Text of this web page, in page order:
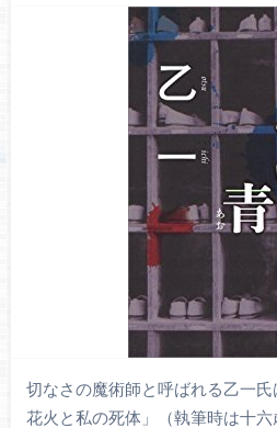
切なさの魔術師と呼ばれる乙一
花火と私の死体」（執筆時は十